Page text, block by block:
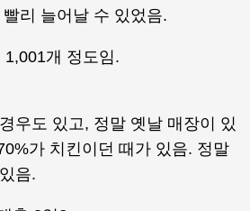
리 늘어날 수 있었음.
개 정도임.
우도 있고, 정말 옛날 매장이 있
가 치킨이던 때가 있음. 정말
음.